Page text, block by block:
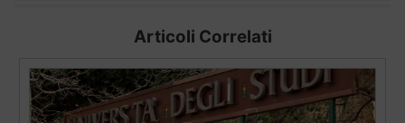
Articoli Correlati